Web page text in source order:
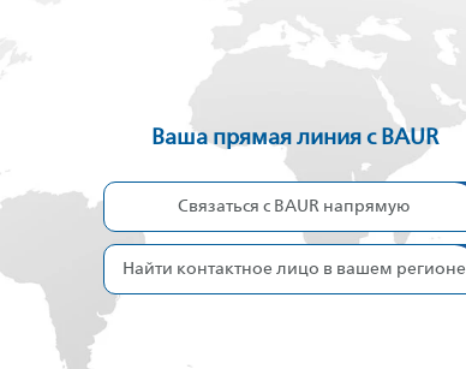
Ваша прямая линия с BAUR
Связаться с BAUR напрямую
Найти контактное лицо в вашем регионе